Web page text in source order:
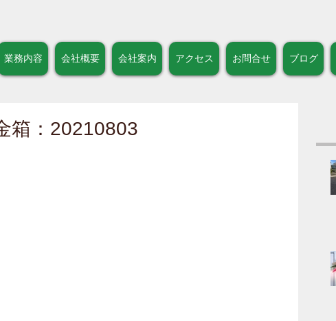
業務内容 会社概要 会社案内 アクセス お問合せ ブログ
箱：20210803